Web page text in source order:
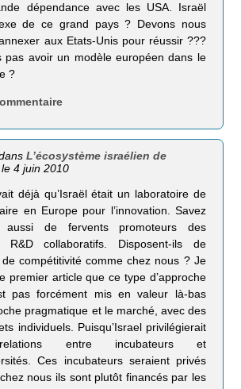
dépendance avec les USA. Israël
de ce grand pays ? Devons nous
aux Etats-Unis pour réussir ???
pas avoir un modèle européen dans le
?
L’écosystème israélien de
, le 4 juin 2010
déjà qu’Israël était un laboratoire de
en Europe pour l’innovation. Savez
aussi de fervents promoteurs des
R&D collaboratifs. Disposent-ils de
compétitivité comme chez nous ? Je
premier article que ce type d’approche
pas forcément mis en valeur là-bas
pragmatique et le marché, avec des
individuels. Puisqu’Israel privilégierait
entre incubateurs et
Ces incubateurs seraient privés
nous ils sont plutôt financés par les